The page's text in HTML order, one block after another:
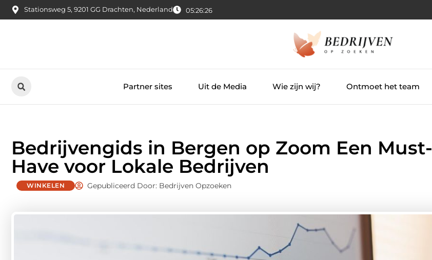
Stationsweg 5, 9201 GG Drachten, Nederland 05:26:27
Partner sites Uit de Media Wie zijn wij? Ontmoet het team
Bedrijvengids in Bergen op Zoom Een Must-
Have voor Lokale Bedrijven
WINKELEN Gepubliceerd Door: Bedrijven Opzoeken